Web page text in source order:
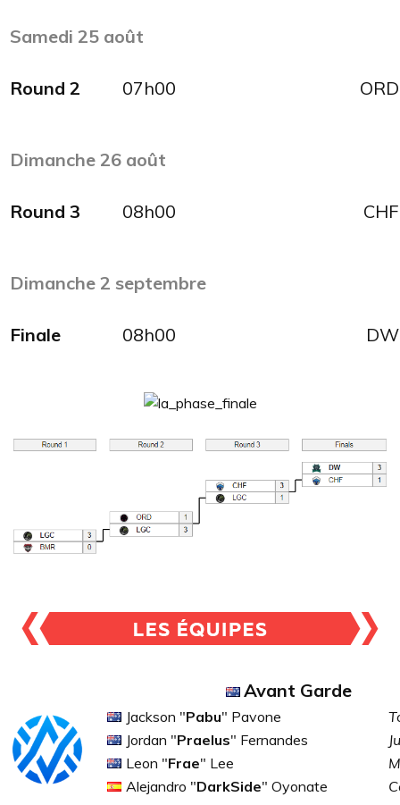
Samedi 25 août
Round 2 07h00 ORD
Dimanche 26 août
Round 3 08h00 CHF
Dimanche 2 septembre
Finale 08h00 DW
Avant Garde
Jackson "Pabu" Pavone
Jordan "Praelus" Fernandes
Leon "Frae" Lee
Alejandro "DarkSide" Oyonate